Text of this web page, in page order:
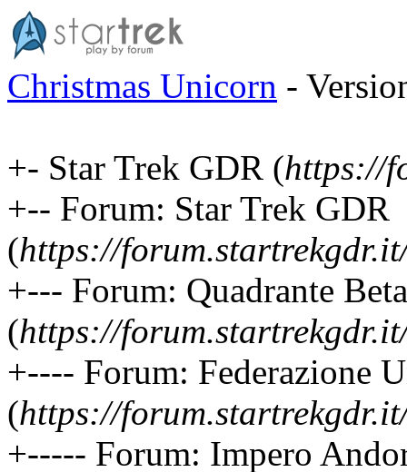
Christmas Unicorn -
+- Star Trek GDR (https://
+-- Forum: Star Trek GDR
(https://
+--- Forum: Quadrante Beta
(https://
+---- Forum: Federazione
(https://
+----- Forum: Impero